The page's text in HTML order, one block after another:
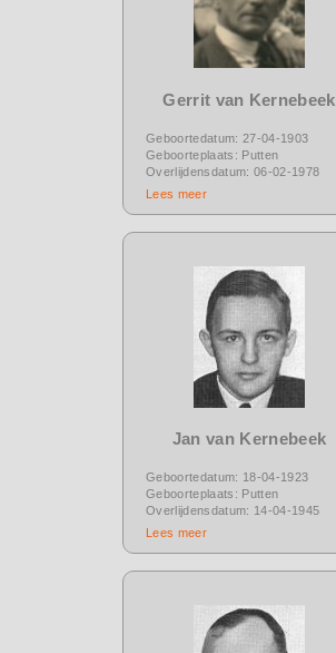
Gerrit van Kernebeek
Geboortedatum: 27-04-1903
Geboorteplaats: Putten
Overlijdensdatum: 06-02-1978
Lees meer
Jan van Kernebeek
Geboortedatum: 18-04-1923
Geboorteplaats: Putten
Overlijdensdatum: 14-04-1945
Lees meer